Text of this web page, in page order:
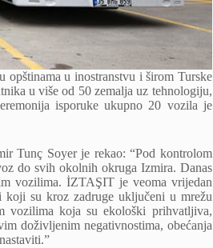
opštinama u inostranstvu i širom Turske
u više od 50 zemalja uz tehnologiju,
isporuke ukupno 20 vozila je
Tunç Soyer je rekao: “Pod kontrolom
do svih okolnih okruga Izmira. Danas
vozilima. İZTAŞIT je veoma vrijedan
su kroz zadruge uključeni u mrežu
vozilima koja su ekološki prihvatljiva,
doživljenim negativnostima, obećanja